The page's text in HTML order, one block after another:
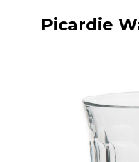
Picardie